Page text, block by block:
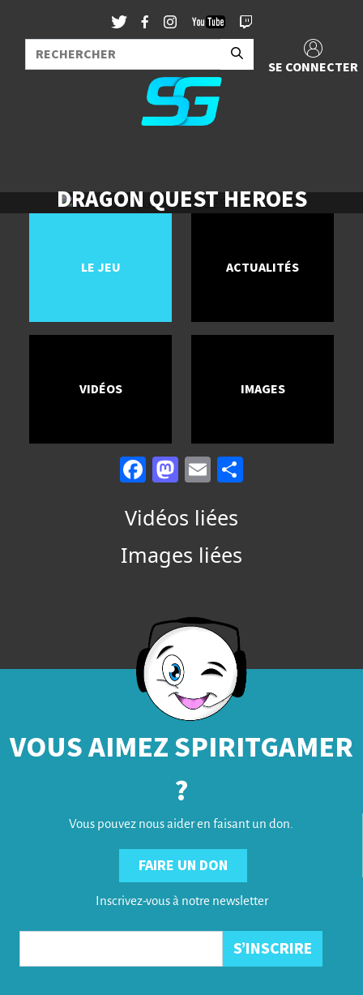
SE CONNECTER
DRAGON QUEST HEROES
LE JEU ACTUALITÉS
VIDÉOS IMAGES
Facebook
Mastodon
Email
Vidéos liées
Images liées
VOUS AIMEZ SPIRITGAMER
?
Vous pouvez nous aider en faisant un don.
FAIRE UN DON
Inscrivez-vous à notre newsletter